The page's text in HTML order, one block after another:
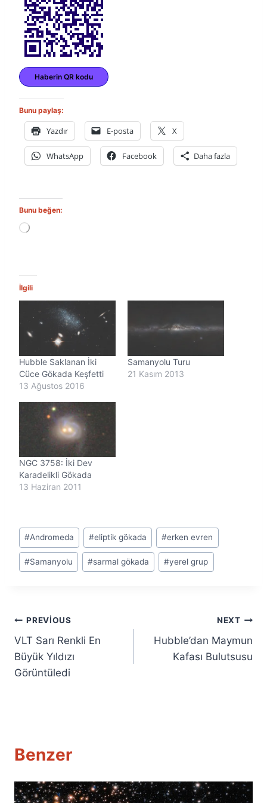
Haberin QR kodu
Bunu paylaş:
Yazdır E-posta X
WhatsApp Facebook Daha fazla
Bunu beğen:
Y
n
İlgili
Hubble Saklanan İki
Cüce Gökada Keşfetti
13 Ağustos 2016
Samanyolu Turu
21 Kasım 2013
NGC 3758: İki Dev
Karadelikli Gökada
13 Haziran 2011
Post
Tags:
#Andromeda #eliptik gökada #erken evren
#Samanyolu #sarmal gökada #yerel grup
Yazı
gezinmesi
PREVIOUS
VLT Sarı Renkli En
Büyük Yıldızı
Görüntüledi
NEXT
Hubble’dan Maymun
Kafası Bulutsusu
Benzer